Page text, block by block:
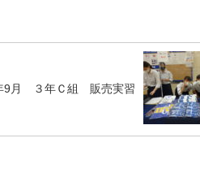
9月 ３年Ｃ組 販売実習